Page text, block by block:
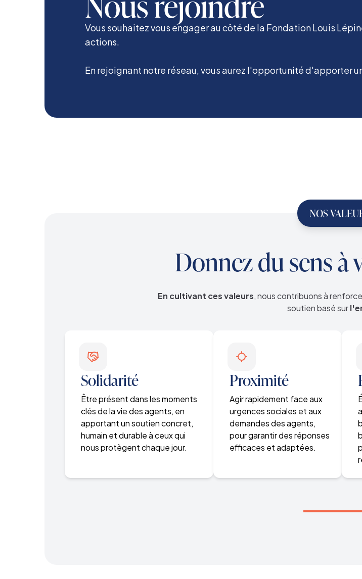
Vous souhaitez vous engager au côté de la Fondation Louis
actions.
En rejoignant notre réseau, vous aurez l'opportunité d'apporter
NOS
Donnez du sens
En cultivant ces valeurs, nous contribuons à
soutien basé sur
Solidarité
Être présent dans les moments
clés de la vie des agents, en
apportant un soutien concret,
humain et durable à ceux qui
nous protègent chaque jour.
Proximité
Agir rapidement face aux
urgences sociales et aux
demandes des agents,
pour garantir des réponses
efficaces et adaptées.